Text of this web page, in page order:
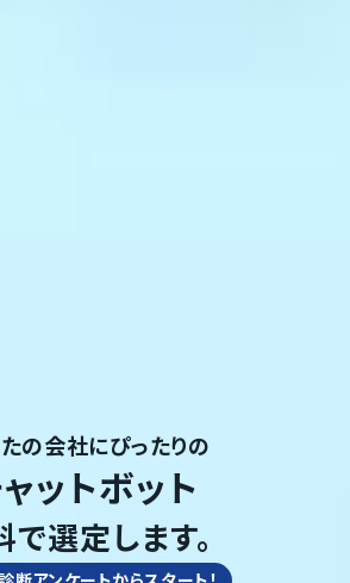
の会社にぴったりの
ットボット
で選定します。